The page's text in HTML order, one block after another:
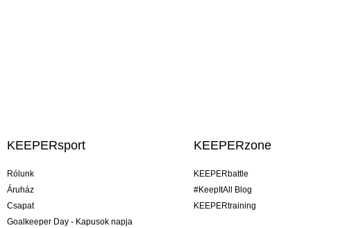
KEEPERsport
Rólunk
Áruház
Csapat
Goalkeeper Day - Kapusok napja
KEEPERzone
KEEPERbattle
#KeepItAll Blog
KEEPERtraining